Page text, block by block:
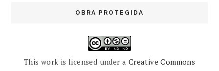
OBRA PROTEGIDA
This work is licensed under a Creative Commons